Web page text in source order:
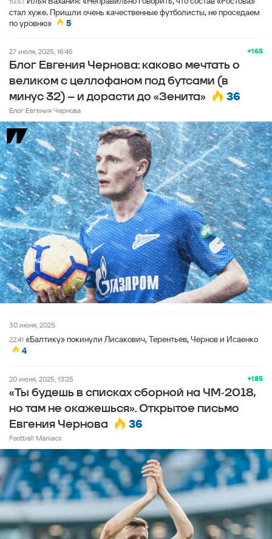
стал хуже. Пришли очень качественные футболисты, не проседаем
по уровню»
5
+165
27 июля, 2025, 16:45
Блог Евгения Чернова: каково мечтать о
великом с целлофаном под бутсами (в
минус 32) – и дорасти до «Зенита»
36
Блог Евгения Чернова
30 июня, 2025
22:41 «Балтику» покинули Лисакович, Терентьев, Чернов и Исаенко
4
+185
20 июня, 2025, 13:25
«Ты будешь в списках сборной на ЧМ-2018,
но там не окажешься». Открытое письмо
Евгения Чернова
36
Football Maniacs